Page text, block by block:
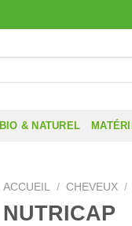
BIO & NATUREL
ACCUEIL / CHEVEUX /
NUTRICAP